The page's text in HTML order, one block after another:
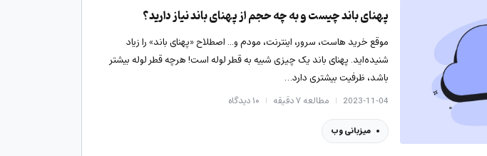
پهنای باند چیست و به چه حجم از پهنای باند نیاز دارید؟
موقع خرید هاست، سرور، اینترنت، مودم و... اصطلاح «پهنای باند» را زیاد
شنیده‌اید. پهنای باند یک چیزی شبیه به قطر لوله است! هرچه قطر لوله بیشتر
باشد، ظرفیت بیشتری دارد…
2023-11-04 مطالعه ۷ دقیقه ۱۰دیدگاه
میزبانی وب